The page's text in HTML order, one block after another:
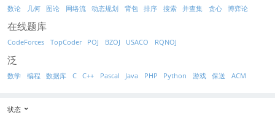
数论 几何 图论 网络流 动态规划 背包 排序 搜索 并查集 贪心 博弈论
在线题库
CodeForces TopCoder POJ BZOJ USACO RQNOJ
泛
数学 编程 数据库 C C++ Pascal Java PHP Python 游戏 保送 ACM
状态